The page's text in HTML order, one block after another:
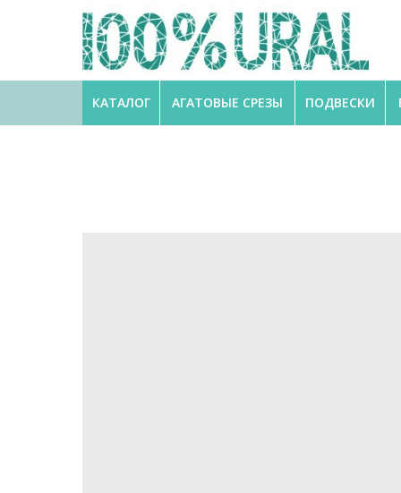
АГАТОВЫЕ СРЕЗЫ
КАТАЛОГ ПОДВЕСКИ